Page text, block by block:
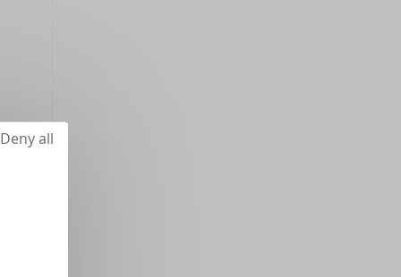
Deny all